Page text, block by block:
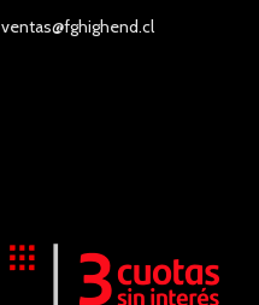
ventas@fghighend.cl